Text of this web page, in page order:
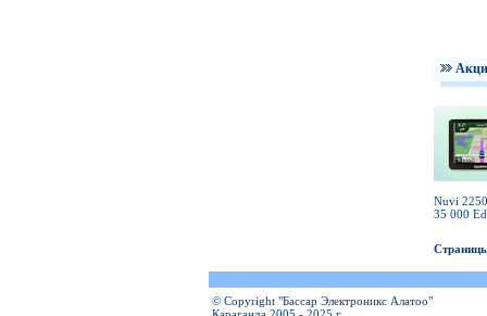
Nuvi
35 000
© Copyright "Бассар Электроникс Алатоо"